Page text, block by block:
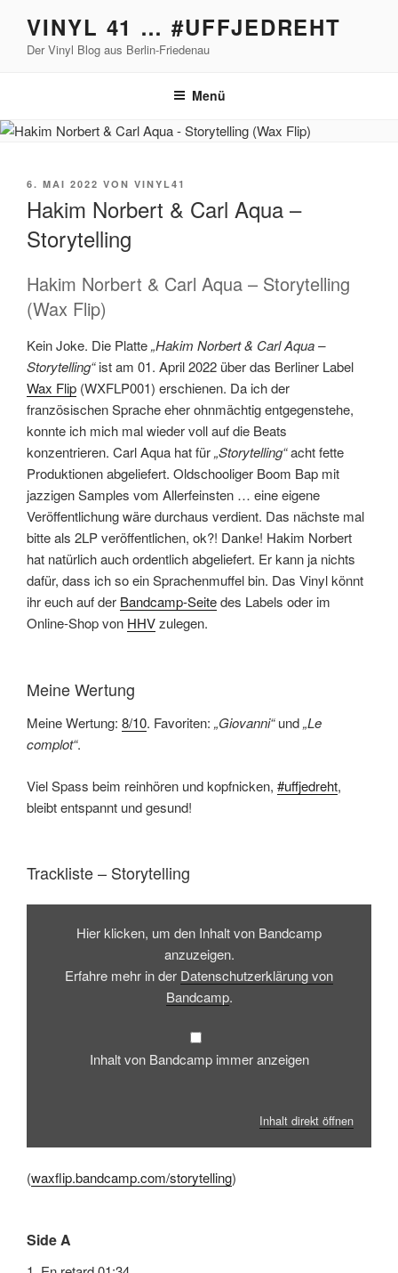
Inhalt
springen
VINYL 41 … #UFFJEDREHT
Der Vinyl Blog aus Berlin-Friedenau
Menü
VERÖFFENTLICHT
6. MAI 2022 VON VINYL41
Hakim Norbert & Carl Aqua –
Storytelling
Hakim Norbert & Carl Aqua – Storytelling
(Wax Flip)
Kein Joke. Die Platte„Hakim Norbert & Carl Aqua –
Storytelling“ist am 01. April 2022 über das Berliner Label
Wax Flip (WXFLP001) erschienen. Da ich der
französischen Sprache eher ohnmächtig entgegenstehe,
konnte ich mich mal wieder voll auf die Beats
konzentrieren. Carl Aqua hat für„Storytelling“acht fette
Produktionen abgeliefert. Oldschooliger Boom Bap mit
jazzigen Samples vom Allerfeinsten … eine eigene
Veröffentlichung wäre durchaus verdient. Das nächste mal
bitte als 2LP veröffentlichen, ok?! Danke! Hakim Norbert
hat natürlich auch ordentlich abgeliefert. Er kann ja nichts
dafür, dass ich so ein Sprachenmuffel bin. Das Vinyl könnt
ihr euch auf der Bandcamp-Seitedes Labels oder im
Online-Shop von HHVzulegen.
Meine Wertung
Meine Wertung: 8/10. Favoriten: „Giovanni“und„Le
complot“.
Viel Spass beim reinhören und kopfnicken, #uffjedreht,
bleibt entspannt und gesund!
Trackliste – Storytelling
Inhalt
BandcampHier klicken, um den Inhalt von Bandcamp
anzuzeigen.
Erfahre mehr in der Datenschutzerklärung von
Bandcamp.
Inhalt von Bandcamp immer anzeigen
Inhalt direkt öffnen
(waxflip.bandcamp.com/storytelling)
Side A